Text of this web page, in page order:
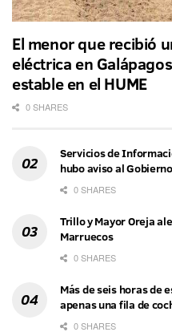
El menor que recibió
eléctrica en
estable en el HUME
0 SHARES
Servicios de
hubo aviso al Gobierno
0 SHARES
Trillo y Mayor Oreja
Marruecos
0 SHARES
Más de seis horas de
apenas una fila de
0 SHARES